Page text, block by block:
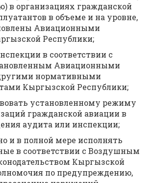
в организациях гражданской
в объеме и на уровне,
Авиационными
Республики;
в соответствии с
Авиационными
нормативными
Кыргызской Республики;
установленному режиму
гражданской авиации в
аудита или инспекции;
и в полной мере исполнять
в соответствии с Воздушным
Кыргызской
по предупреждению,